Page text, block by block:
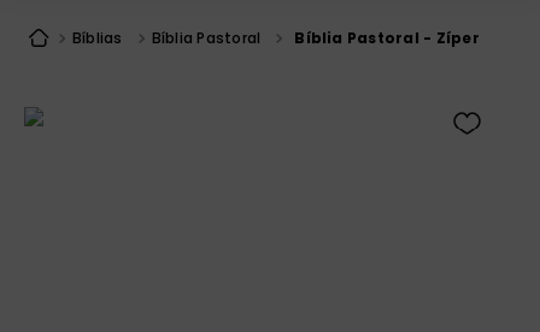
Bíblias Bíblia Pastoral Bíblia Pastoral - Zíper
bíblia